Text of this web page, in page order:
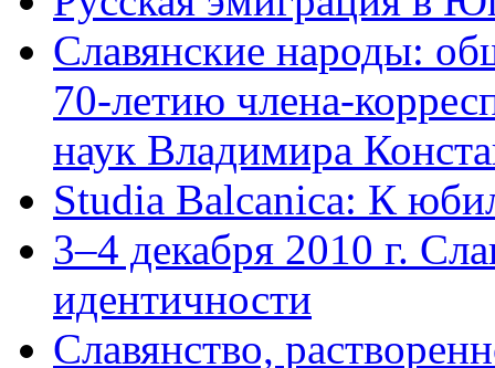
Славянские народы:
70-летию члена-
наук Владимира
Studia Balcanica: К
3–4 декабря 2010 г.
идентичности
Славянство,